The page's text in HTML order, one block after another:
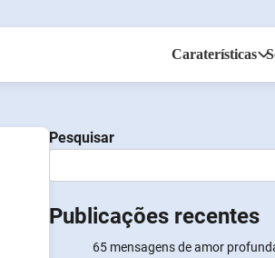
Caraterísticas
Pesquisar
Publicações recentes
65 mensagens de amor